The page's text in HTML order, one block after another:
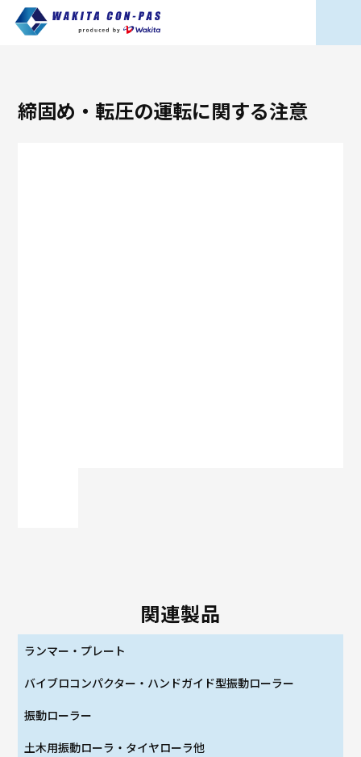
関連製品
ランマー・プレート
バイブロコンパクター・ハンドガイド型振動ローラー
振動ローラー
土木用振動ローラ・タイヤローラ他
締固め・転圧の運転に関する注意